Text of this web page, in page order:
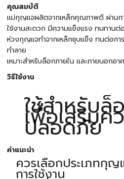
คุณสมบัติ
แม่กุญแจผลิตจากเหล็กคุณภาพดี ผ่านก
ใช้งานสะดวก มีความแข็งแรง ทนทานต่
ห่วงกุญแจทำจากเหล็กชุบแข็ง ทนต่อก
ทำลาย
เหมาะสำหรับล็อกภายใน และภายนอกอ
วิธีใช้งาน
ใช้สำหรับล็
เพื่อเสริมค
ปลอดภัย
คำแนะนำ
ควรเลือกประเภทกุญ
การใช้งาน